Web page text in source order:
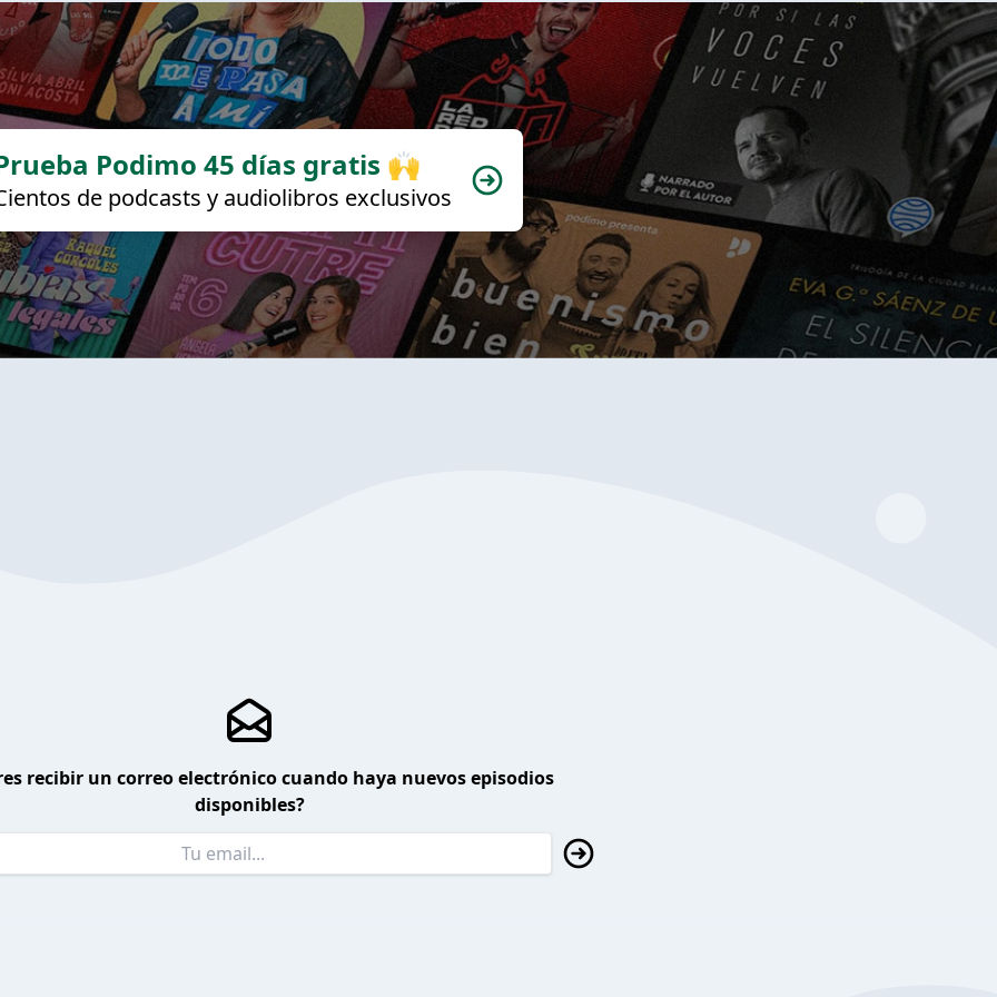
Podimo 45 días gratis 🙌
de podcasts y audiolibros exclusivos
recibir un correo electrónico cuando haya nuevos episodios
disponibles?